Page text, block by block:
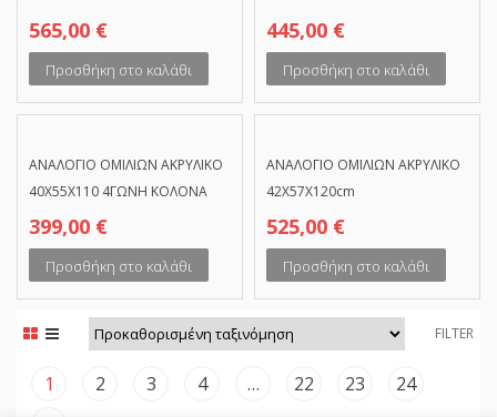
565,00 €
Προσθήκη στο καλάθι
445,00 €
Προσθήκη στο καλάθι
ΑΝΑΛΟΓΙΟ ΟΜΙΛΙΩΝ ΑΚΡΥΛΙΚΟ
40Χ55Χ110 4ΓΩΝΗ ΚΟΛΟΝΑ
399,00 €
Προσθήκη στο καλάθι
ΑΝΑΛΟΓΙΟ ΟΜΙΛΙΩΝ ΑΚΡΥΛΙΚΟ
42Χ57Χ120cm
525,00 €
Προσθήκη στο καλάθι
FILTER
1 2 3 4 … 22 23 24